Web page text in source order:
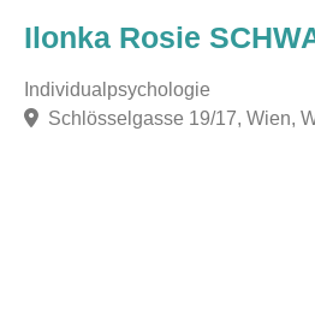
Ilonka Rosie
Individualpsychologie
Schlösselgasse 19/17, Wien,